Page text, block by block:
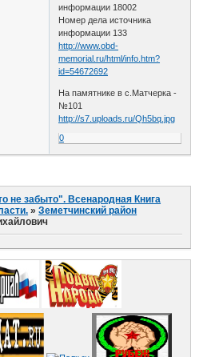
информации 18002
Номер дела источника
информации 133
http://www.obd-
memorial.ru/html/info.htm?
id=54672692
На памятнике в с.Матчерка -
№101
http://s7.uploads.ru/Qh5bq.jpg
0
не забыто". Всенародная Книга
»Земетчинский район